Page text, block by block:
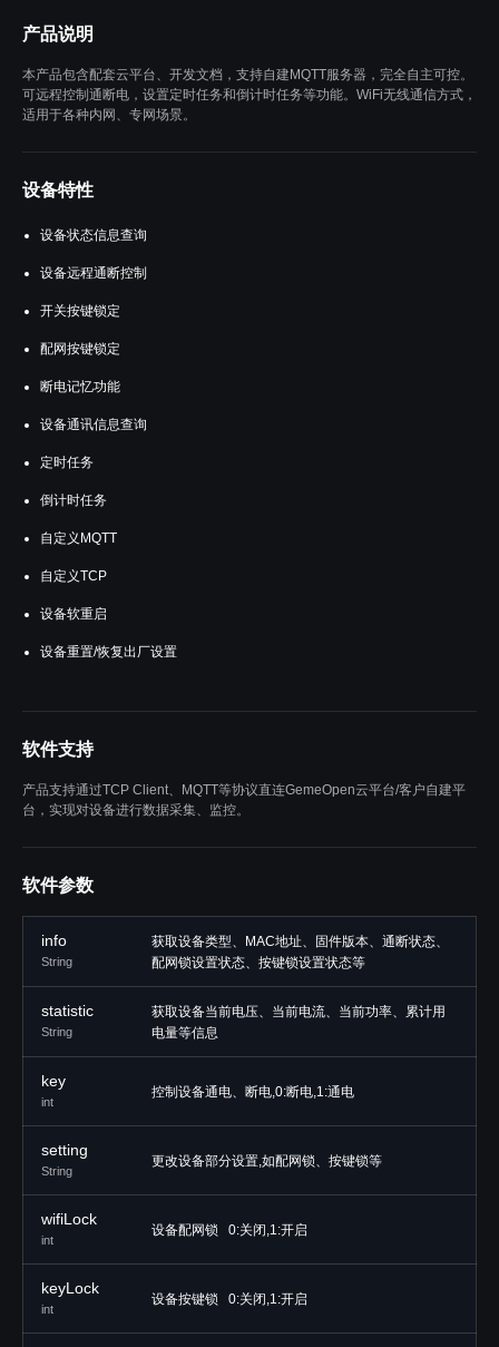
产品说明
本产品包含配套云平台、开发文档，支持自建MQTT服务器，完全自主可控。
可远程控制通断电，设置定时任务和倒计时任务等功能。WiFi无线通信方式，
适用于各种内网、专网场景。
设备特性
设备状态信息查询
设备远程通断控制
开关按键锁定
配网按键锁定
断电记忆功能
设备通讯信息查询
定时任务
倒计时任务
自定义MQTT
自定义TCP
设备软重启
设备重置/恢复出厂设置
软件支持
产品支持通过TCP Client、MQTT等协议直连GemeOpen云平台/客户自建平
台，实现对设备进行数据采集、监控。
软件参数
info
String
获取设备类型、MAC地址、固件版本、通断状态、
配网锁设置状态、按键锁设置状态等
statistic
String
获取设备当前电压、当前电流、当前功率、累计用
电量等信息
key
int
控制设备通电、断电,0:断电,1:通电
setting
String
更改设备部分设置,如配网锁、按键锁等
wifiLock
int
设备配网锁 0:关闭,1:开启
keyLock
int
设备按键锁 0:关闭,1:开启